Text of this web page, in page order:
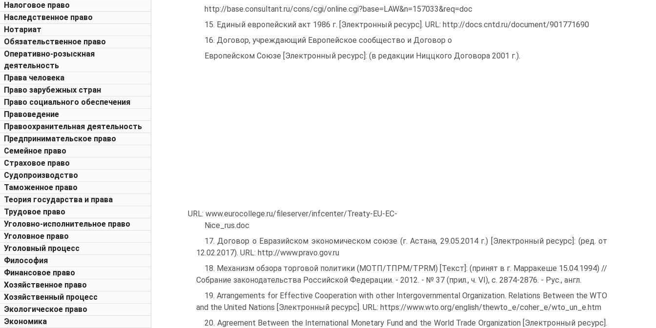
Налоговое право
Наследственное право
Нотариат
Обязательственное право
Оперативно-розыскная
деятельность
Права человека
Право зарубежных стран
Право социального обеспечения
Правоведение
Правоохранительная деятельность
Предпринимательское право
Семейное право
Страховое право
Судопроизводство
Таможенное право
Теория государства и права
Трудовое право
Уголовно-исполнительное право
Уголовное право
Уголовный процесс
Философия
Финансовое право
Хозяйственное право
Хозяйственный процесс
Экологическое право
Экономика
http://base.consultant.ru/cons/cgi/online.cgi?base=LAW&n=157033&req=doc
15. Единый европейский акт 1986 г. [Электронный ресурс]. URL: http://docs.cntd.ru/document/901771690
16. Договор, учреждающий Европейское сообщество и Договор о
Европейском Союзе [Электронный ресурс]: (в редакции Ниццкого Договора 2001 г.).
URL: www.eurocollege.ru/fileserver/infcenter/Treaty-EU-EC-
Nice_rus.doc
17. Договор о Евразийском экономическом союзе (г. Астана, 29.05.2014 г.) [Электронный ресурс]: (ред. от
12.02.2017). URL: http://www.pravo.gov.ru
18. Механизм обзора торговой политики (МОТП/ТПРМ/TPRM) [Текст]: (принят в г. Марракеше 15.04.1994) //
Собрание законодательства Российской Федерации. - 2012. - № 37 (прил., ч. VI), с. 2874-2876. - Рус., англ.
19. Arrangements for Effective Cooperation with other Intergovernmental Organization. Relations Between the WTO
and the United Nations [Электронный ресурс]. URL: https://www.wto.org/english/thewto_e/coher_e/wto_un_e.htm
20. Agreement Between the International Monetary Fund and the World Trade Organization [Электронный ресурс].